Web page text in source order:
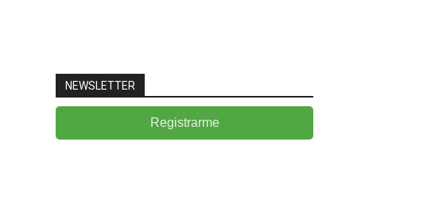
NEWSLETTER
Registrarme